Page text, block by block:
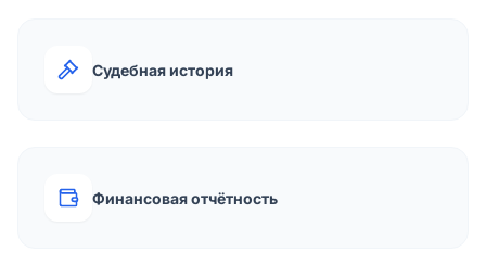
Судебная история
Финансовая отчётность